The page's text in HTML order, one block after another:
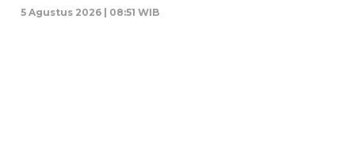
5 Agustus 2026 | 08:51 WIB